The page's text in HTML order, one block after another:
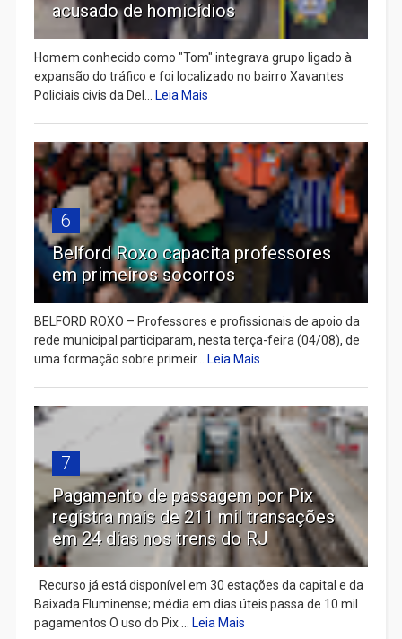
acusado de homicídios
Homem conhecido como "Tom" integrava grupo ligado à
expansão do tráfico e foi localizado no bairro Xavantes
Policiais civis da Del... Leia Mais
6
Belford Roxo capacita professores
em primeiros socorros
BELFORD ROXO – Professores e profissionais de apoio da
rede municipal participaram, nesta terça-feira (04/08), de
uma formação sobre primeir... Leia Mais
7
Pagamento de passagem por Pix
registra mais de 211 mil transações
em 24 dias nos trens do RJ
Recurso já está disponível em 30 estações da capital e da
Baixada Fluminense; média em dias úteis passa de 10 mil
pagamentos O uso do Pix ... Leia Mais